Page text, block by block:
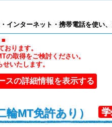
インターネット・携帯電話を使い、
■
ります。
の取得をご検討ください。
いたします。
スの詳細情報を表示する
輪MT免許あり）